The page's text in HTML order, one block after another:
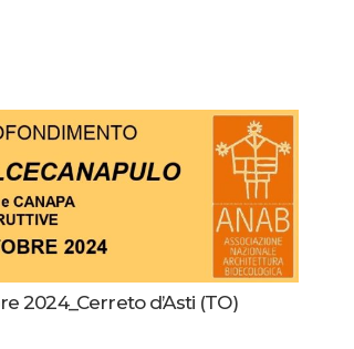
2024_Cerreto d’Asti (TO)